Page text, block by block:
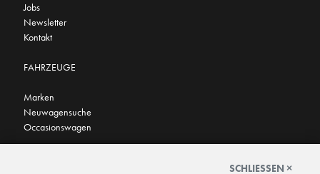
Jobs
Newsletter
Kontakt
FAHRZEUGE
Marken
Neuwagensuche
Occasionswagen
SCHLIESSEN ×